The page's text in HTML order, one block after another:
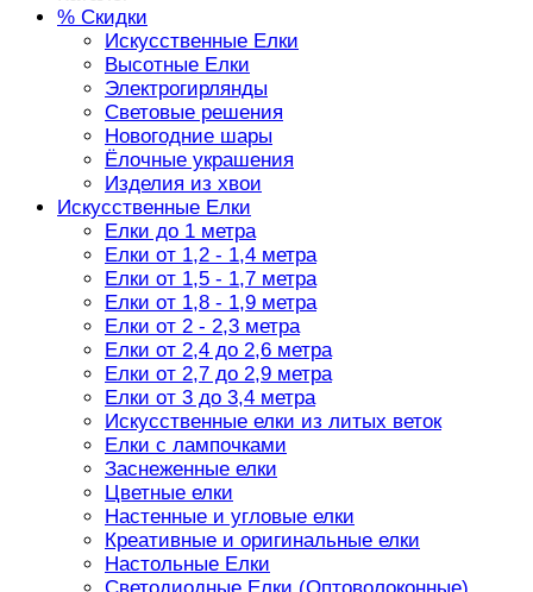
% Скидки
Искусственные Елки
Высотные Елки
Электрогирлянды
Световые решения
Новогодние шары
Ёлочные украшения
Изделия из хвои
Искусственные Елки
Елки до 1 метра
Елки от 1,2 - 1,4 метра
Елки от 1,5 - 1,7 метра
Елки от 1,8 - 1,9 метра
Елки от 2 - 2,3 метра
Елки от 2,4 до 2,6 метра
Елки от 2,7 до 2,9 метра
Елки от 3 до 3,4 метра
Искусственные елки из литых веток
Елки с лампочками
Заснеженные елки
Цветные елки
Настенные и угловые елки
Креативные и оригинальные елки
Настольные Елки